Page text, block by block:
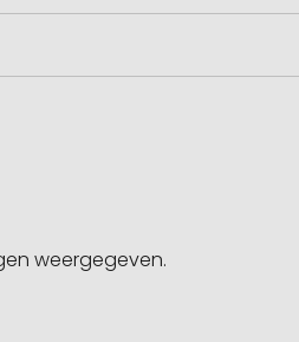
weergegeven.